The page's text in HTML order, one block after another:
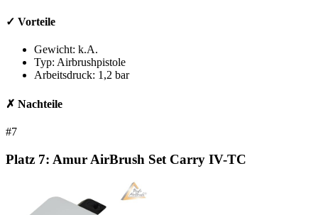
✓ Vorteile
Gewicht: k.A.
Typ: Airbrushpistole
Arbeitsdruck: 1,2 bar
✗ Nachteile
#7
Platz 7: Amur AirBrush Set Carry IV-TC